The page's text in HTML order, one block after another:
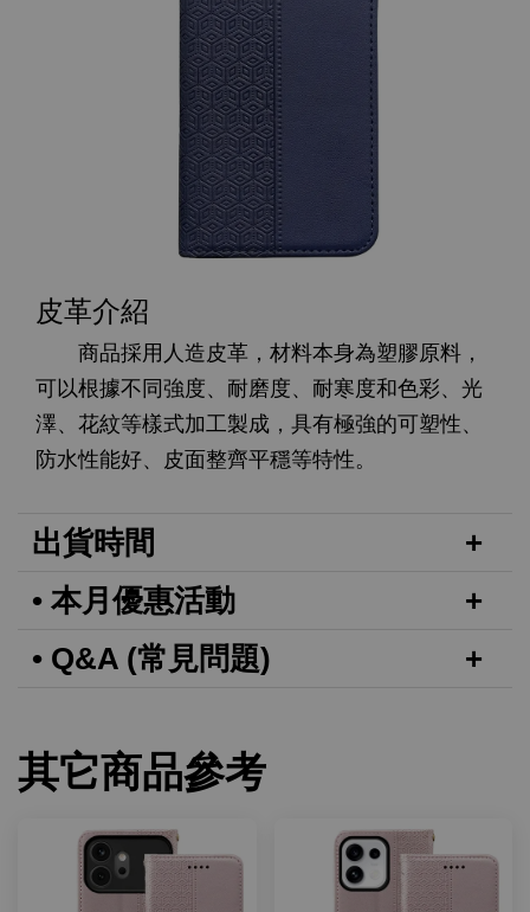
皮革介紹
商品採用人造皮革，材料本身為塑膠原料，
可以根據不同強度、耐磨度、耐寒度和色彩、光
澤、花紋等樣式加工製成，具有極強的可塑性、
防水性能好、皮面整齊平穩等特性。
出貨時間
• 本月優惠活動
• Q&A (常見問題)
其它商品參考